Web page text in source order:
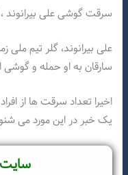
سرقت گوشی علی بیرانوند ،
علی بیرانوند، گلر تیم
سارقان به او حمله و گوشی
اخیرا تعداد سرقت ها از
یک خبر در این مورد می